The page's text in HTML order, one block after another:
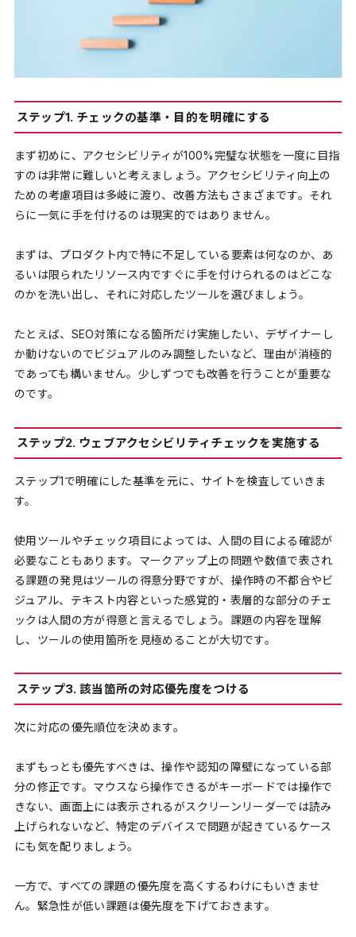
ステップ1. チェックの基準・目的を明確にする
まず初めに、アクセシビリティが100%完璧な状態を一度に目指
すのは非常に難しいと考えましょう。アクセシビリティ向上の
ための考慮項目は多岐に渡り、改善方法もさまざまです。それ
らに一気に手を付けるのは現実的ではありません。
まずは、プロダクト内で特に不足している要素は何なのか、あ
るいは限られたリソース内ですぐに手を付けられるのはどこな
のかを洗い出し、それに対応したツールを選びましょう。
たとえば、SEO対策になる箇所だけ実施したい、デザイナーし
か動けないのでビジュアルのみ調整したいなど、理由が消極的
であっても構いません。少しずつでも改善を行うことが重要な
のです。
ステップ2. ウェブアクセシビリティチェックを実施する
ステップ1で明確にした基準を元に、サイトを検査していきま
す。
使用ツールやチェック項目によっては、人間の目による確認が
必要なこともあります。マークアップ上の問題や数値で表され
る課題の発見はツールの得意分野ですが、操作時の不都合やビ
ジュアル、テキスト内容といった感覚的・表層的な部分のチェ
ックは人間の方が得意と言えるでしょう。課題の内容を理解
し、ツールの使用箇所を見極めることが大切です。
ステップ3. 該当箇所の対応優先度をつける
次に対応の優先順位を決めます。
まずもっとも優先すべきは、操作や認知の障壁になっている部
分の修正です。マウスなら操作できるがキーボードでは操作で
きない、画面上には表示されるがスクリーンリーダーでは読み
上げられないなど、特定のデバイスで問題が起きているケース
にも気を配りましょう。
一方で、すべての課題の優先度を高くするわけにもいきませ
ん。緊急性が低い課題は優先度を下げておきます。